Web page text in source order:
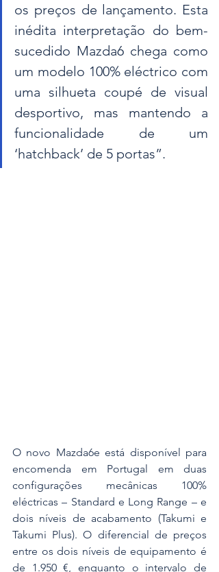
os preços de lançamento. Esta
inédita interpretação do bem-
sucedido Mazda6 chega como
um modelo 100% eléctrico com
uma silhueta coupé de visual
desportivo, mas mantendo a
funcionalidade de um
‘hatchback’ de 5 portas”.
O novo Mazda6e está disponível para
encomenda em Portugal em duas
configurações mecânicas 100%
eléctricas – Standard e Long Range – e
dois níveis de acabamento (Takumi e
Takumi Plus). O diferencial de preços
entre os dois níveis de equipamento é
de 1.950 €, enquanto o intervalo de